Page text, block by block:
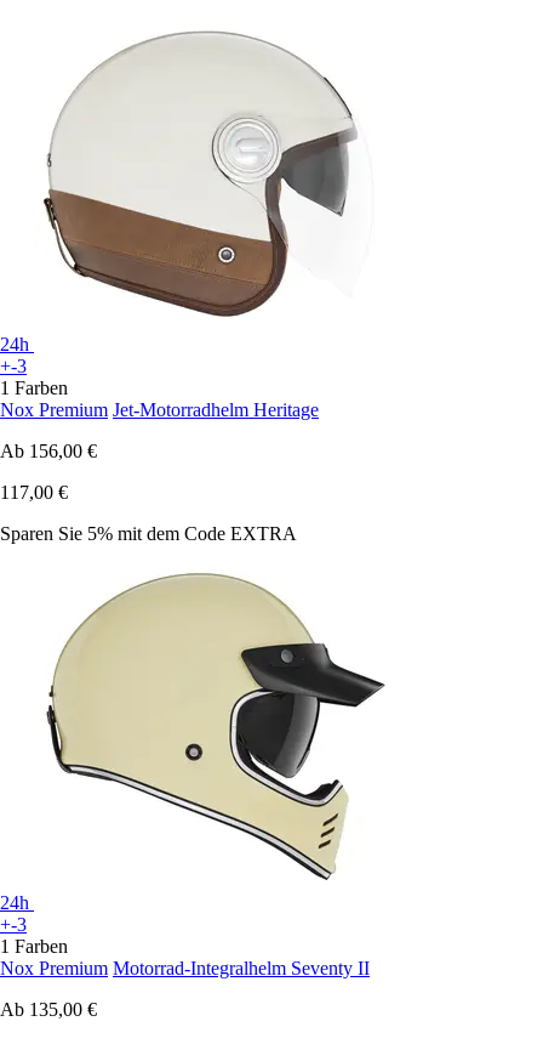
24h
+-3
1 Farben
Nox Premium Jet-Motorradhelm Heritage
Ab 156,00 €
117,00 €
Sparen Sie 5% mit dem Code EXTRA
24h
+-3
1 Farben
Nox Premium Motorrad-Integralhelm Seventy II
Ab 135,00 €